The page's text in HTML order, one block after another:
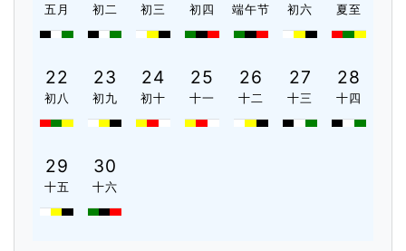
五月 初二 初三 初四 端午节 初六 夏至
22
初八
23
初九
24
初十
25
十一
26
十二
27
十三
28
十四
29
十五
30
十六